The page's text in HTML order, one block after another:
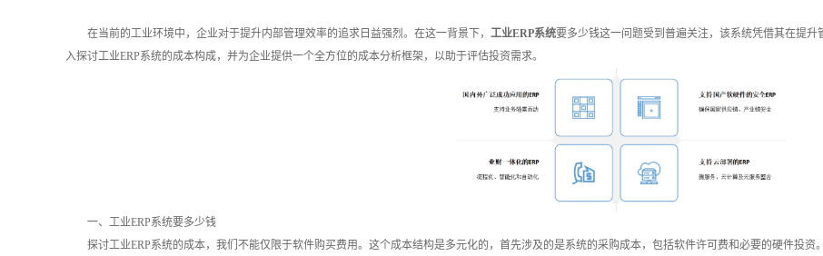
在当前的工业环境中，企业对于提升内部管理效率的追求日益强烈。在这一背景下， 工业ERP系统要多少钱这一问题受到普遍关注，该系统凭借其在提
入探讨工业ERP系统的成本构成，并为企业提供一个全方位的成本分析框架，以助于评估投资需求。
一、工业ERP系统要多少钱
探讨工业ERP系统的成本，我们不能仅限于软件购买费用。这个成本结构是多元化的，首先涉及的是系统的采购成本，包括软件许可费和必要的硬件投资